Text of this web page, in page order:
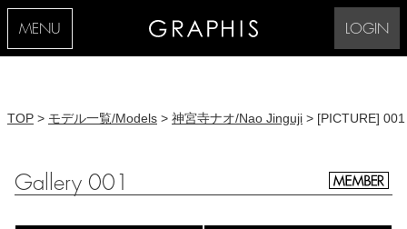
MENU LOGIN
TOP > モデル一覧/Models > 神宮寺ナオ/Nao Jinguji > [PICTURE] 001
Gallery 001